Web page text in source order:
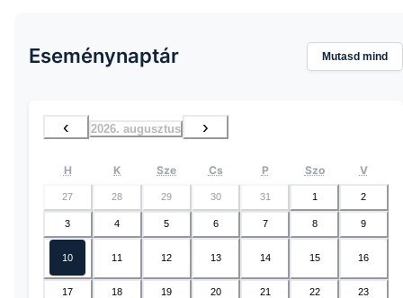
Eseménynaptár Mutasd mind
‹ 2026. augusztus ›
H K Sze Cs P Szo V
27 28 29 30 31 1 2
3 4 5 6 7 8 9
10 11 12 13 14 15 16
17 18 19 20 21 22 23